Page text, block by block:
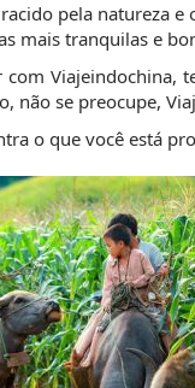
pela natureza
mais tranquilas e
com Viajeindochina,
não se preocupe,
o que você está